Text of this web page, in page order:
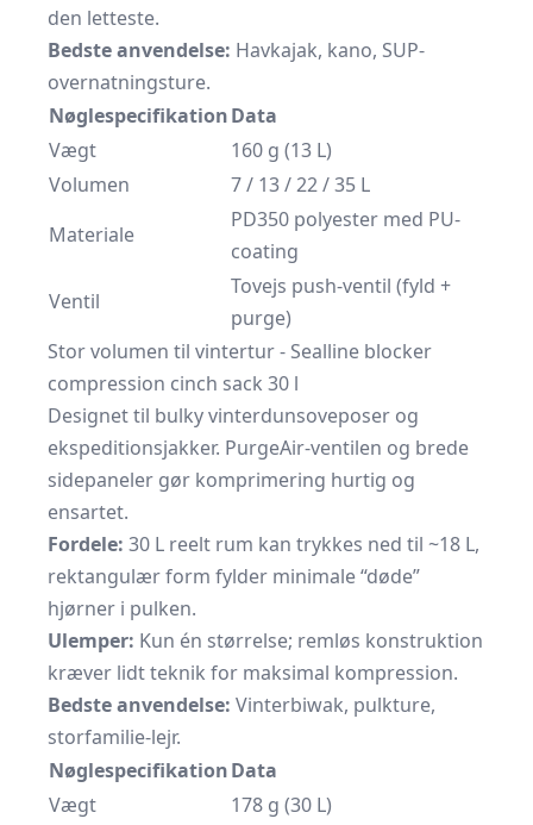
den letteste.
Bedste anvendelse: Havkajak, kano, SUP-
overnatningsture.
NøglespecifikationData
Vægt
160 g (13 L)
Volumen
7 / 13 / 22 / 35 L
Materiale
PD350 polyester med PU-
coating
Ventil
Tovejs push-ventil (fyld +
purge)
Stor volumen til vintertur - Sealline blocker
compression cinch sack 30 l
Designet til bulky vinterdunsoveposer og
ekspeditionsjakker. PurgeAir-ventilen og brede
sidepaneler gør komprimering hurtig og
ensartet.
Fordele: 30 L reelt rum kan trykkes ned til ~18 L,
rektangulær form fylder minimale “døde”
hjørner i pulken.
Ulemper: Kun én størrelse; remløs konstruktion
kræver lidt teknik for maksimal kompression.
Bedste anvendelse: Vinterbiwak, pulkture,
storfamilie-lejr.
NøglespecifikationData
Vægt
178 g (30 L)